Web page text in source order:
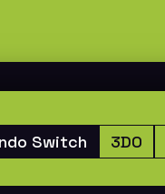
3DO
Switch